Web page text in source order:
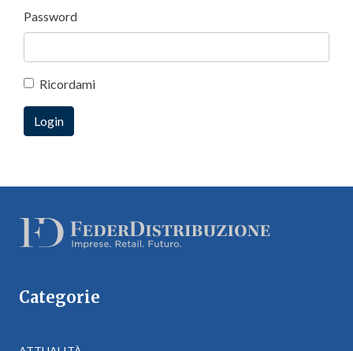
Password
Ricordami
Categorie